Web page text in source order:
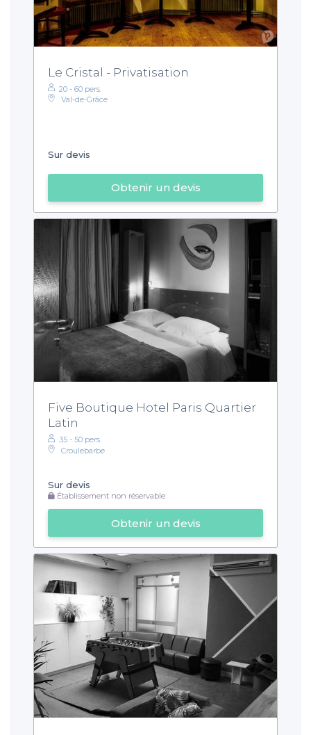
Le Cristal - Privatisation
20 - 60 pers.
Val-de-Grâce
Sur devis
Obtenir un devis
Five Boutique Hotel Paris Quartier
Latin
35 - 50 pers.
Croulebarbe
Sur devis
Établissement non réservable
Obtenir un devis